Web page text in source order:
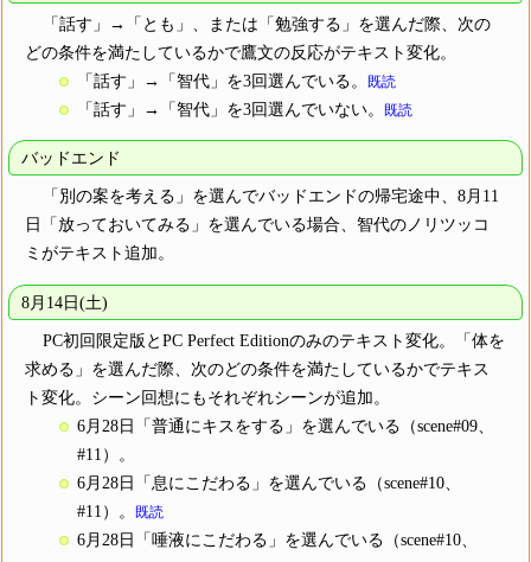
「話す」→「とも」、または「勉強する」を選んだ際、次の
どの条件を満たしているかで鷹文の反応がテキスト変化。
「話す」→「智代」を3回選んでいる。
既読
「話す」→「智代」を3回選んでいない。 既読
バッドエンド
「別の案を考える」を選んでバッドエンドの帰宅途中、8月11
日「放っておいてみる」を選んでいる場合、智代のノリツッコ
ミがテキスト追加。
8月14日(土)
PC初回限定版とPC Perfect Editionのみのテキスト変化。「体を
求める」を選んだ際、次のどの条件を満たしているかでテキス
ト変化。シーン回想にもそれぞれシーンが追加。
6月28日「普通にキスをする」を選んでいる（scene#09、
#11）。
6月28日「息にこだわる」を選んでいる（scene#10、
#11）。
既読
6月28日「唾液にこだわる」を選んでいる（scene#10、